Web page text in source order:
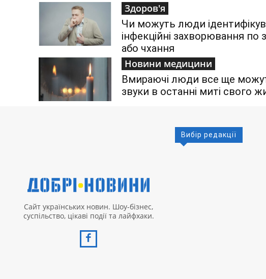
Здоров'я
Чи можуть люди
інфекційні захворювання по
або чхання
Новини медицини
Вмираючі люди все ще
звуки в останні миті свого
Сайт українських новин. Шоу-бізнес,
суспільство, цікаві події та лайфхаки.
Вибір редакції